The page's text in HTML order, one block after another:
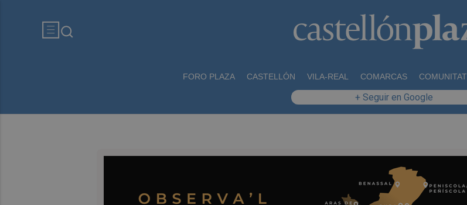
FORO PLAZA CASTELLÓN VILA-REAL COMARCAS COMUNITAT
+ Seguir en Google